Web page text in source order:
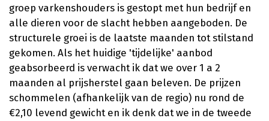
groep varkenshouders is gestopt met hun bedrijf en
alle dieren voor de slacht hebben aangeboden. De
structurele groei is de laatste maanden tot stilstand
gekomen. Als het huidige 'tijdelijke' aanbod
geabsorbeerd is verwacht ik dat we over 1 a 2
maanden al prijsherstel gaan beleven. De prijzen
schommelen (afhankelijk van de regio) nu rond de
€2,10 levend gewicht en ik denk dat we in de tweede